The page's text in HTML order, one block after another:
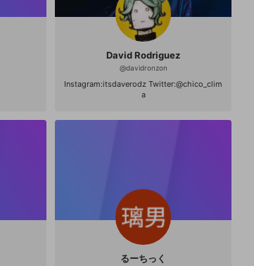
David Rodriguez
@davidronzon
Instagram:itsdaverodz Twitter:@chico_clim
a
るーちっく